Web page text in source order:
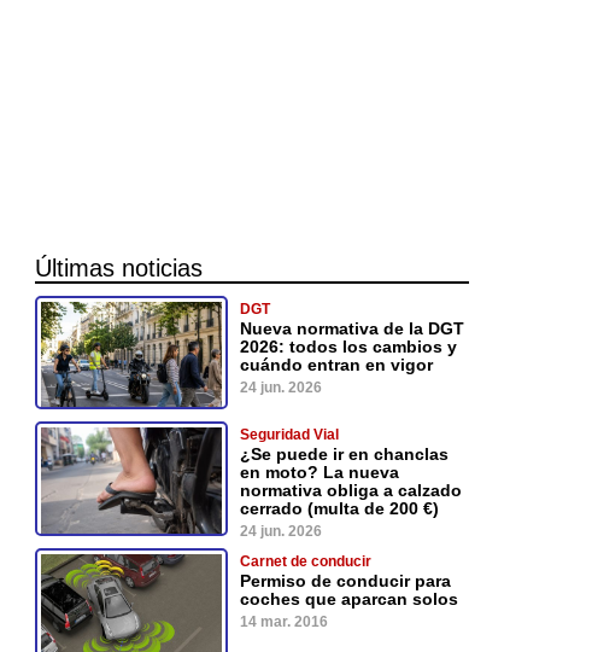
Últimas noticias
DGT
Nueva normativa de la DGT
2026: todos los cambios y
cuándo entran en vigor
24 jun. 2026
Seguridad Vial
¿Se puede ir en chanclas
en moto? La nueva
normativa obliga a calzado
cerrado (multa de 200 €)
24 jun. 2026
Carnet de conducir
Permiso de conducir para
coches que aparcan solos
14 mar. 2016